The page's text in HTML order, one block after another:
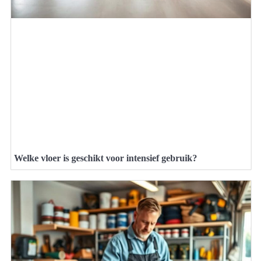
Welke vloer is geschikt voor intensief gebruik?